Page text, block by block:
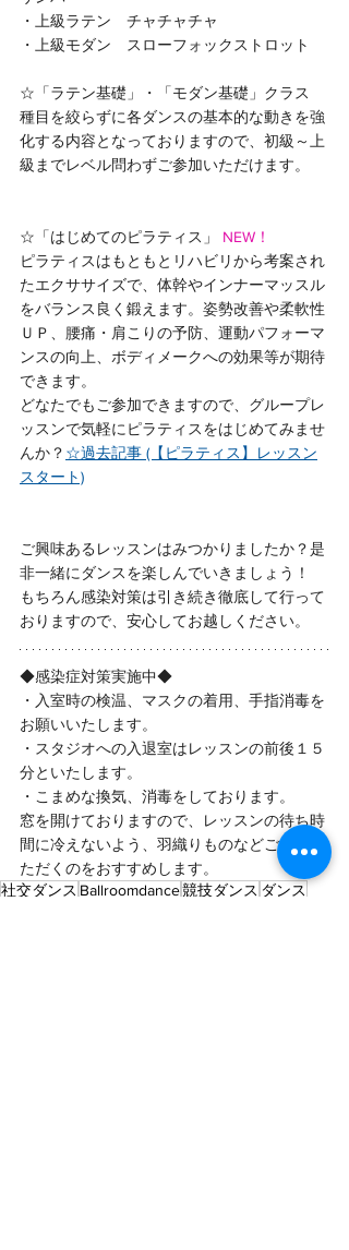
・上級ラテン　チャチャチャ
・上級モダン　スローフォックストロット
☆「ラテン基礎」・「モダン基礎」クラス
種目を絞らずに各ダンスの基本的な動きを強
化する内容となっておりますので、初級～上
級までレベル問わずご参加いただけます。
☆「はじめてのピラティス」
NEW！
ピラティスはもともとリハビリから考案され
たエクササイズで、体幹やインナーマッスル
をバランス良く鍛えます。姿勢改善や柔軟性
ＵＰ、腰痛・肩こりの予防、運動パフォーマ
ンスの向上、ボディメークへの効果等が期待
できます。
どなたでもご参加できますので、グループレ
ッスンで気軽にピラティスをはじめてみませ
んか？ ☆過去記事 (【ピラティス】レッスン
スタート)
ご興味あるレッスンはみつかりましたか？是
非一緒にダンスを楽しんでいきましょう！
もちろん感染対策は引き続き徹底して行って
おりますので、安心してお越しください。
◆感染症対策実施中◆
・入室時の検温、マスクの着用、手指消毒を
お願いいたします。
・スタジオへの入退室はレッスンの前後１５
分といたします。
・こまめな換気、消毒をしております。
窓を開けておりますので、レッスンの待ち時
間に冷えないよう、羽織りものなどご用意い
ただくのをおすすめします。
社交ダンス Ballroomdance競技ダンス ダンス